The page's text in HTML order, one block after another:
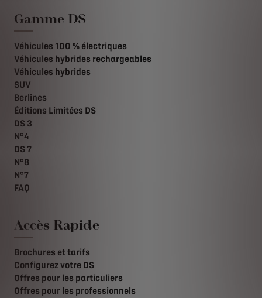
Gamme DS
Véhicules 100 % électriques
Véhicules hybrides rechargeables
Véhicules hybrides
SUV
Berlines
Éditions Limitées DS
DS 3
N°4
DS 7
N°8
N°7
FAQ
Accès Rapide
Brochures et tarifs
Configurez votre DS
Offres pour les particuliers
Offres pour les professionnels